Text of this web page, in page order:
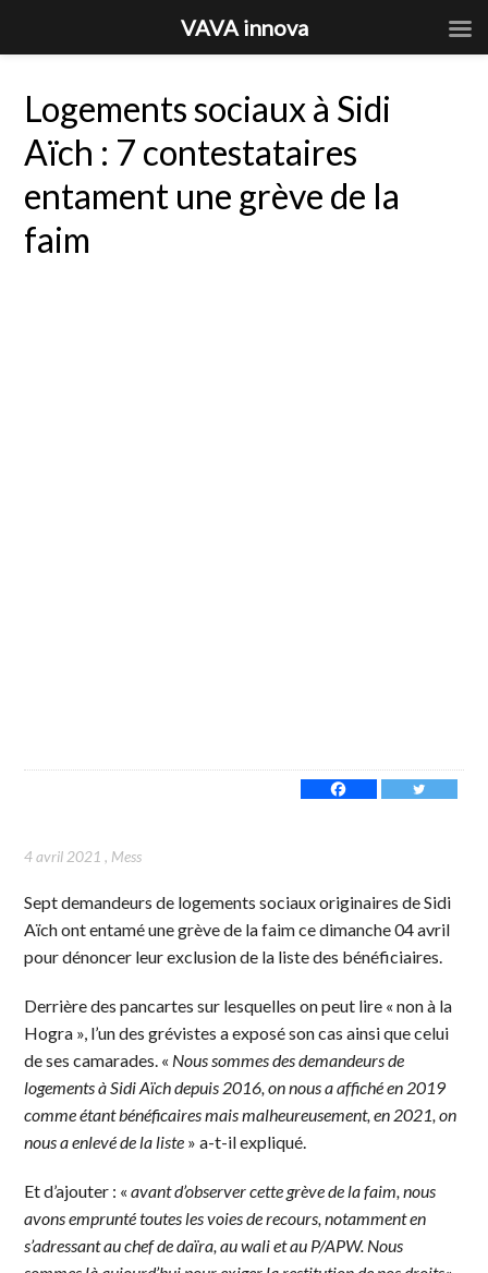
Logements sociaux à Sidi
Aïch : 7 contestataires
entament une grève de la
faim
4 avril 2021 , Mess
Sept demandeurs de logements sociaux originaires de Sidi
Aïch ont entamé une grève de la faim ce dimanche 04 avril
pour dénoncer leur exclusion de la liste des bénéficiaires.
Derrière des pancartes sur lesquelles on peut lire « non à la
Hogra », l’un des grévistes a exposé son cas ainsi que celui
de ses camarades. « Nous sommes des demandeurs de
logements à Sidi Aïch depuis 2016, on nous a affiché en 2019
comme étant bénéficaires mais malheureusement, en 2021, on
nous a enlevé de la liste » a-t-il expliqué.
Et d’ajouter : «avant d’observer cette grève de la faim, nous
avons emprunté toutes les voies de recours, notamment en
s’adressant au chef de daïra, au wali et au P/APW. Nous
VAVA innova